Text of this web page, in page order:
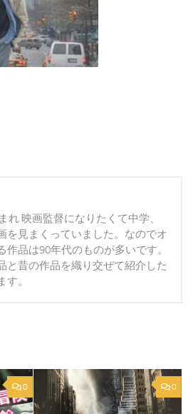
れ 映画監督になりたくて中学、
を見まくっていました。なのでオ
作品は90年代のものが多いです。
と昔の作品を織り交ぜて紹介した
す。
0 0